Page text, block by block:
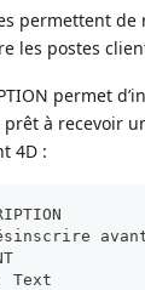
permettent de
les postes
permet
à recevoir
4D :
avant
Text